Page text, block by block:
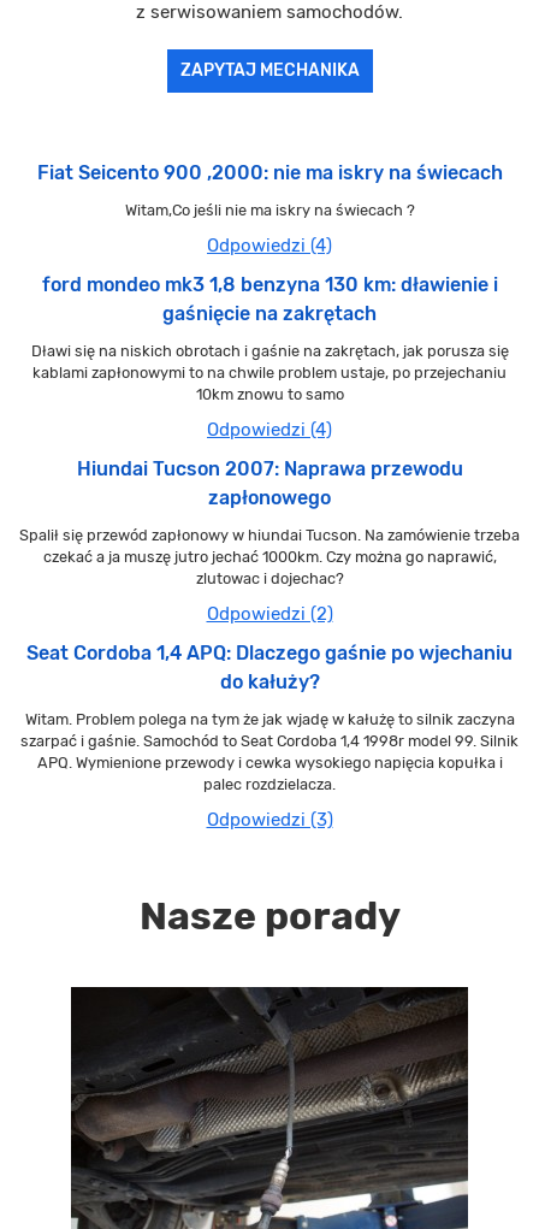
z serwisowaniem samochodów.
ZAPYTAJ MECHANIKA
Fiat Seicento 900 ,2000: nie ma iskry na świecach
Witam,Co jeśli nie ma iskry na świecach ?
Odpowiedzi (4)
ford mondeo mk3 1,8 benzyna 130 km: dławienie i
gaśnięcie na zakrętach
Dławi się na niskich obrotach i gaśnie na zakrętach, jak porusza się
kablami zapłonowymi to na chwile problem ustaje, po przejechaniu
10km znowu to samo
Odpowiedzi (4)
Hiundai Tucson 2007: Naprawa przewodu
zapłonowego
Spalił się przewód zapłonowy w hiundai Tucson. Na zamówienie trzeba
czekać a ja muszę jutro jechać 1000km. Czy można go naprawić,
zlutowac i dojechac?
Odpowiedzi (2)
Seat Cordoba 1,4 APQ: Dlaczego gaśnie po wjechaniu
do kałuży?
Witam. Problem polega na tym że jak wjadę w kałużę to silnik zaczyna
szarpać i gaśnie. Samochód to Seat Cordoba 1,4 1998r model 99. Silnik
APQ. Wymienione przewody i cewka wysokiego napięcia kopułka i
palec rozdzielacza.
Odpowiedzi (3)
Nasze porady